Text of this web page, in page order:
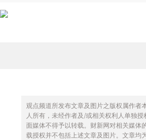
观点频道所发布文章及图片之版权属作者
人所有，未经作者及/或相关权利人单独
面媒体不得予以转载。财新网对相关媒体
载授权并不包括上述文章及图片。文章均